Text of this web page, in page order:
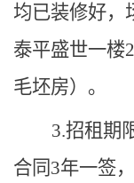
均已装修好，
泰平盛世一楼
毛坯房）。
3.招租期
合同3年一签